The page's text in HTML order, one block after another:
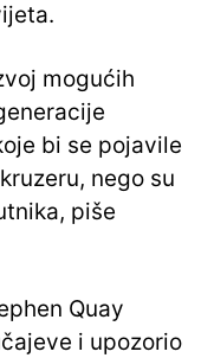
mogućih
bi se pojavile
nego su
piše
Quay
i upozorio